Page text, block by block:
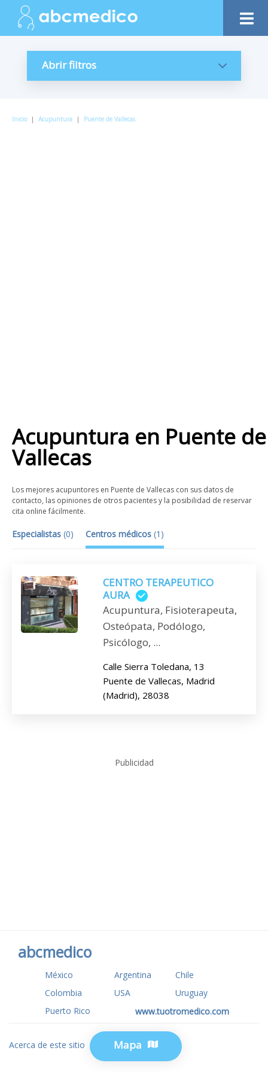
Abrir filtros
Inicio | Acupuntura | Puente de Vallecas
Acupuntura en Puente de
Vallecas
Los mejores acupuntores en Puente de Vallecas con sus datos de
contacto, las opiniones de otros pacientes y la posibilidad de reservar
cita online fácilmente.
Especialistas (0) Centros médicos (1 )
CENTRO TERAPEUTICO
AURA
Acupuntura, Fisioterapeuta,
Osteópata, Podólogo,
Psicólogo, ...
Calle Sierra Toledana, 13
Puente de Vallecas, Madrid
(Madrid), 28038
Mapa
Publicidad
abcmedico
México Argentina
Chile
Colombia
USA
Uruguay
Puerto Rico
www.tuotromedico.com
Acerca de este sitio Privacidad